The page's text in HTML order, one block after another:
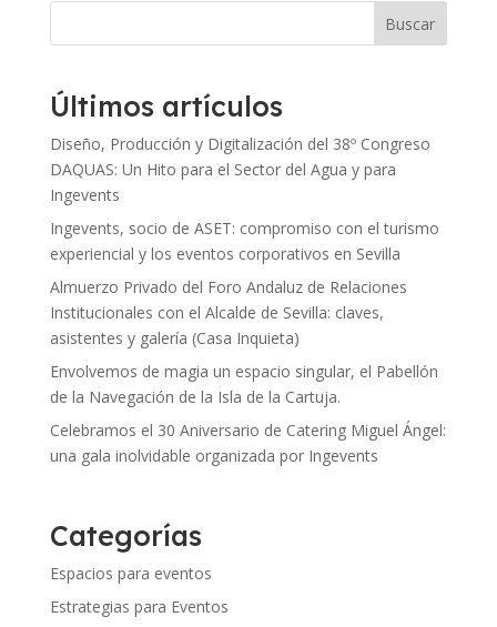
Últimos artículos
Diseño, Producción y Digitalización del 38º Congreso
DAQUAS: Un Hito para el Sector del Agua y para
Ingevents
Ingevents, socio de ASET: compromiso con el turismo
experiencial y los eventos corporativos en Sevilla
Almuerzo Privado del Foro Andaluz de Relaciones
Institucionales con el Alcalde de Sevilla: claves,
asistentes y galería (Casa Inquieta)
Envolvemos de magia un espacio singular, el Pabellón
de la Navegación de la Isla de la Cartuja.
Celebramos el 30 Aniversario de Catering Miguel Ángel:
una gala inolvidable organizada por Ingevents
Categorías
Espacios para eventos
Estrategias para Eventos